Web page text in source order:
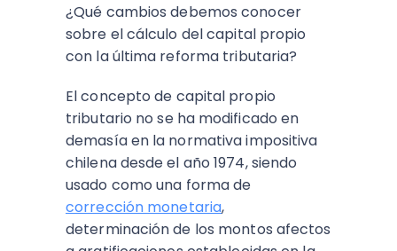
¿Qué cambios debemos conocer
sobre el cálculo del capital propio
con la última reforma tributaria?
El concepto de capital propio
tributario no se ha modificado en
demasía en la normativa impositiva
chilena desde el año 1974, siendo
usado como una forma de
corrección monetaria,
determinación de los montos afectos